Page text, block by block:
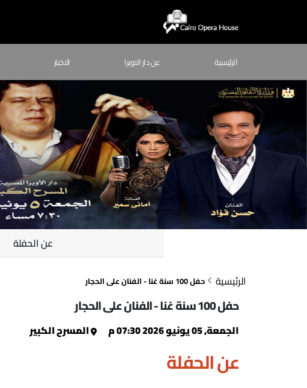
الرئيسية عن دار الاوبرا الاخبار
عن الحفلة
الرئيسية حفل 100 سنة غنا - الفنان على الحجار
حفل 100 سنة غنا - الفنان على الحجار
الجمعة, 05 يونيو 2026 07:30 م المسرح الكبير
عن الحفلة